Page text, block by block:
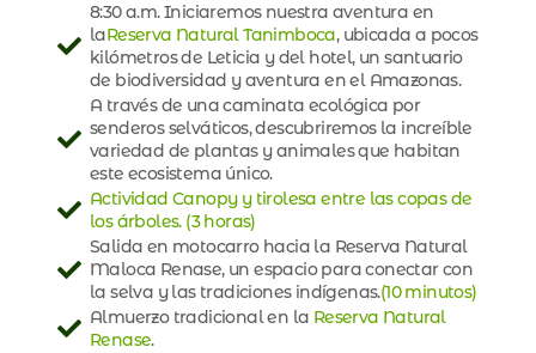
8:30 a.m. Iniciaremos nuestra aventura en
laReserva Natural Tanimboca, ubicada a pocos
kilómetros de Leticia y del hotel, un santuario
de biodiversidad y aventura en el Amazonas.
A través de una caminata ecológica por
senderos selváticos, descubriremos la increíble
variedad de plantas y animales que habitan
este ecosistema único.
Actividad Canopy y tirolesa entre las copas de
los árboles. (3 horas)
Salida en motocarro hacia la Reserva Natural
Maloca Renase, un espacio para conectar con
la selva y las tradiciones indígenas.(10 minutos)
Almuerzo tradicional en la Reserva Natural
Renase.